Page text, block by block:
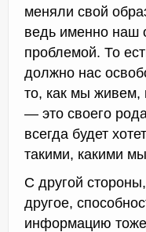
меняли свой
ведь именно наш
проблемой. То
должно нас
то, как мы живем,
— это своего
всегда будет
такими, какими
С другой
другое,
информацию тоже